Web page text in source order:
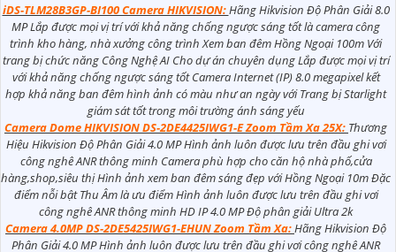
iDS-TLM28B3GP-BI100 Camera HIKVISION:Hãng Hikvision Độ Phân Giải 8.0
MP Lắp được mọi vị trí với khả năng chống ngược sáng tốt là camera công
trình kho hàng, nhà xưởng công trình Xem ban đêm Hồng Ngoại 100m Với
trang bị chức năng Công Nghệ AI Cho dự án chuyên dụng Lắp được mọi vị trí
với khả năng chống ngược sáng tốt Camera Internet (IP) 8.0 megapixel kết
hợp khả năng ban đêm hình ảnh có màu như an ngày với Trang bị Starlight
giám sát tốt trong môi trường ánh sáng yếu
Camera Dome HIKVISION DS-2DE4425IWG1-E Zoom Tầm Xa 25X: Thương
Hiệu Hikvision Độ Phân Giải 4.0 MP Hình ảnh luôn được lưu trên đầu ghi vơi
công nghê ANR thông minh Camera phù hợp cho căn hộ nhà phố,cửa
hàng,shop,siêu thị Hình ảnh xem ban đêm sáng đẹp với Hồng Ngoại 10m Đặc
điểm nỗi bật Thu Âm là ưu điểm Hình ảnh luôn được lưu trên đầu ghi vơi
công nghê ANR thông minh HD IP 4.0 MP Độ phân giải Ultra 2k
Camera 4.0MP DS-2DE5425IWG1-EHUN Zoom Tầm Xa:Hãng Hikvision Độ
Phân Giải 4.0 MP Hình ảnh luôn được lưu trên đầu ghi vơi công nghê ANR